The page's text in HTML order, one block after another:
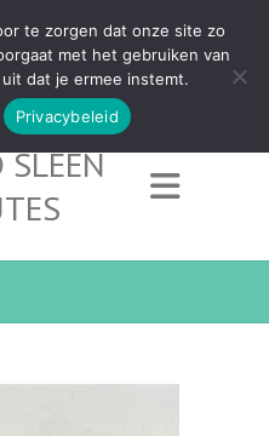
SLEEN
te zorgen dat onze site zo
met het gebruiken van
dat je ermee instemt.
Privacybeleid